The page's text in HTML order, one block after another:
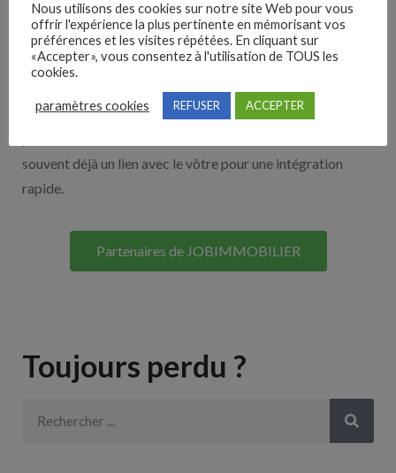
Nos solutions entreprises
Découvrez nos partenaires ! Moteurs de recherches,
multidiffuseurs, sites payant… nombreux sont nos
souvent déjà un lien avec le vôtre pour une intégration
rapide.
Partenaires de JOBIMMOBILIER
Toujours perdu ?
Nous utilisons des cookies sur notre site Web pour vous
offrir l'expérience la plus pertinente en mémorisant vos
préférences et les visites répétées. En cliquant sur
«Accepter», vous consentez à l'utilisation de TOUS les
cookies.
paramètres cookies REFUSER ACCEPTER